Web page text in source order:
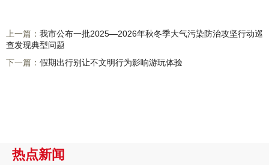
上一篇： 我市公布一批2025—2026年秋冬季大气污染防治攻坚行动巡
查发现典型问题
下一篇： 假期出行别让不文明行为影响游玩体验
热点新闻